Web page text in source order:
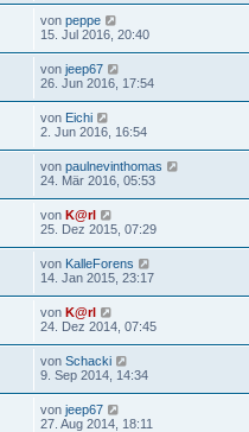
von peppe
15. Jul 2016, 20:40
von jeep67
26. Jun 2016, 17:54
von Eichi
2. Jun 2016, 16:54
von paulnevinthomas
24. Mär 2016, 05:53
von K@rl
25. Dez 2015, 07:29
von KalleForens
14. Jan 2015, 23:17
von K@rl
24. Dez 2014, 07:45
von Schacki
9. Sep 2014, 14:34
von jeep67
27. Aug 2014, 18:11